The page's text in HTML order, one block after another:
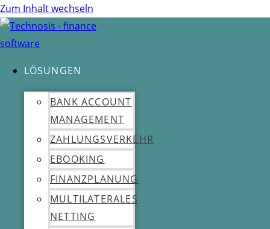
Zum Inhalt wechseln
LÖSUNGEN
BANK ACCOUNT
MANAGEMENT
ZAHLUNGSVERKEHR
EBOOKING
FINANZPLANUNG
MULTILATERALES
NETTING